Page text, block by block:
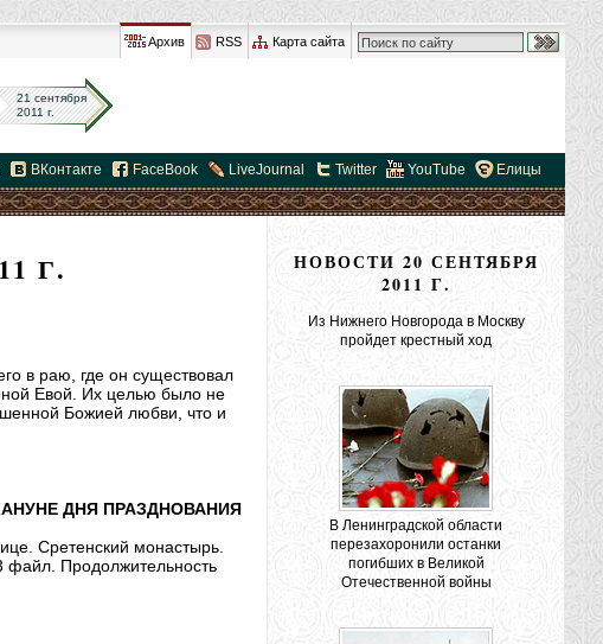
Архив RSS Карта сайта
21 сентября
2011 г.
ВКонтакте FaceBook LiveJournal Twitter YouTube Елицы
Г.
в раю, где он существовал
Евой. Их целью было не
Божией любви, что и
ДНЯ ПРАЗДНОВАНИЯ
Сретенский монастырь.
файл. Продолжительность
НОВОСТИ 20 СЕНТЯБРЯ
2011 Г.
Из Нижнего Новгорода в Москву
пройдет крестный ход
В Ленинградской области
перезахоронили останки
погибших в Великой
Отечественной войны